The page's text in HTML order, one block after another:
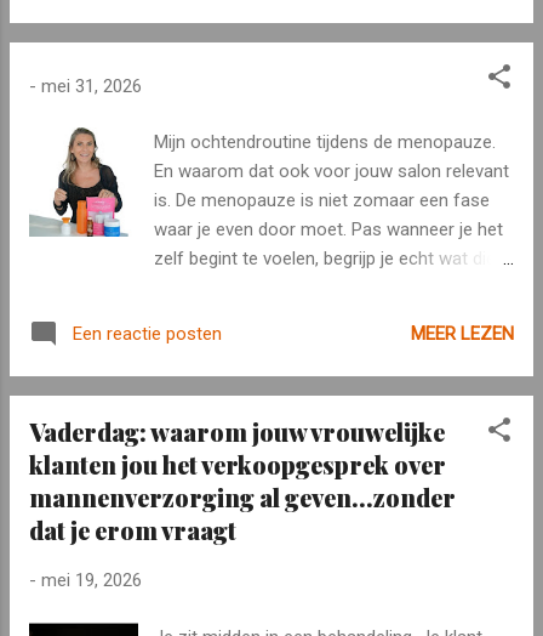
creatine. Veel klanten kennen creatine nog als een
sportproduct voor mannen die meer spiermassa willen. Maar
die helpt om tijdens korte, intensieve inspanningen snel
energie beschikbaar te maken. De stof wordt vooral
onderzocht in combinatie met krachttraining. Niet alleen bij
mannen, maar ook bij vrouwen en oudere volwassenen.
Voor vrouwelijke cliënten vanaf 40 is dat een relevant
- mei 31, 2026
Mijn ochtendroutine tijdens de menopauze.
En waarom dat ook voor jouw salon relevant
is. De menopauze is niet zomaar een fase
waar je even door moet. Pas wanneer je het
zelf begint te voelen, begrijp je echt wat die
Een energie die anders aanvoelt dan vroeger.
Soms slaap je minder goed. En zelfs je
typische brainfogs) Ik heb veel getest.
Vergeleken. Formules bekeken. Sommige
zagen er goed uit op papier. Tot je beter
keek. Andere beloofden veel. Maar ik voelde
te weinig verschil. Wat ik vandaag neem,
Een reactie posten MEER LEZEN
Vaderdag: waarom jouw vrouwelijke
klanten jou het verkoopgesprek over
mannenverzorging al geven...zonder
dat je erom vraagt
- mei 19, 2026